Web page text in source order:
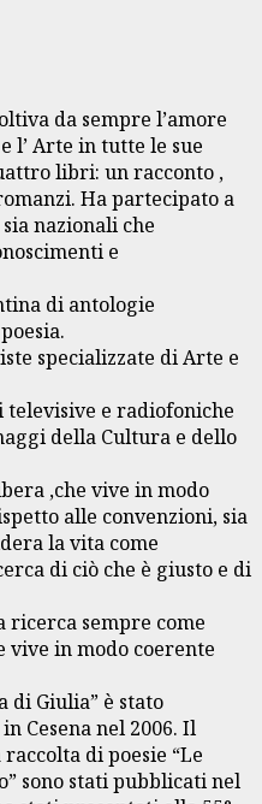
da sempre l’amore
l’ Arte in tutte le sue
libri: un racconto ,
Ha partecipato a
nazionali che
e
di antologie
specializzate di Arte e
e radiofoniche
della Cultura e dello
,che vive in modo
alle convenzioni, sia
la vita come
di ciò che è giusto e di
ricerca sempre come
in modo coerente
di Giulia” è stato
Cesena nel 2006. Il
di poesie “Le
sono stati pubblicati nel